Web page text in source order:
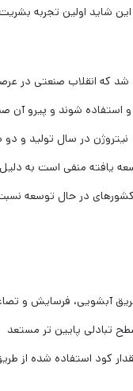
شاید اولین تجربه بشریت
باعث شد که انقلاب صنعتی در
استفاده شوند و پیرو آن
کود رونق گرفت. امروزه در جهان بیش از 110 میلیون تن کود نیتروژن در سال
یافته منفی است به دلیل
کشورهای در حال توسعه
آبشویی، فرسایش و
تبادلی پایین تر مستعد
که در صورت عدم استفاده در زمان صحیح، حدود 50-60 درصد از مقدار کود استفاده شده از